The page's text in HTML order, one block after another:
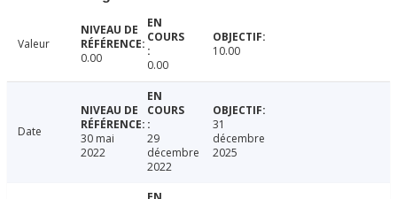
Valeur
0.00
0.00
10.00
Date
30 mai
2022
29
décembre
2022
31
décembre
2025